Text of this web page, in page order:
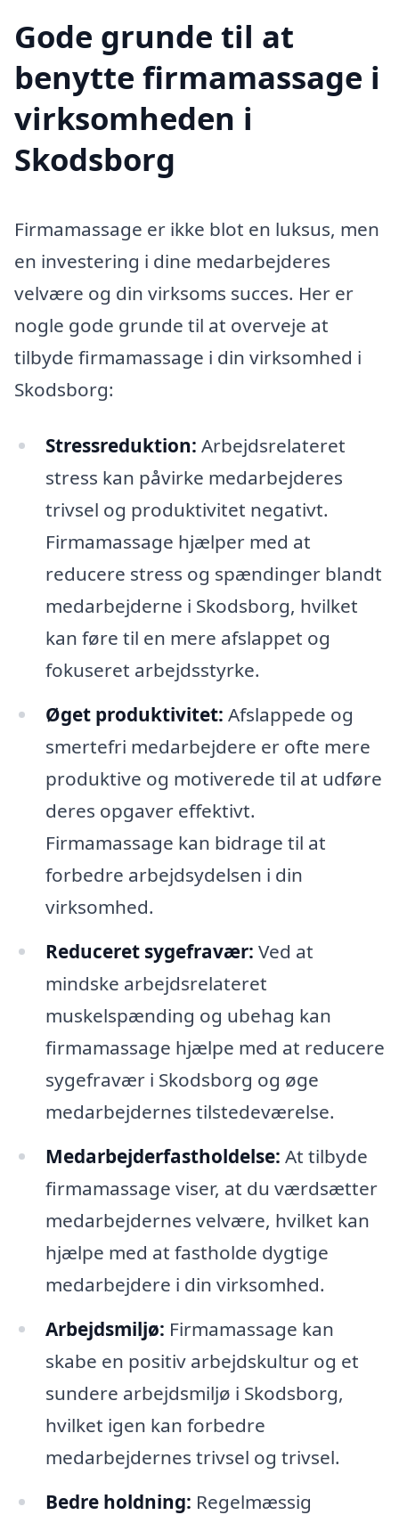
Gode grunde til at
benytte firmamassage i
virksomheden i
Skodsborg
Firmamassage er ikke blot en luksus, men
en investering i dine medarbejderes
velvære og din virksoms succes. Her er
nogle gode grunde til at overveje at
tilbyde firmamassage i din virksomhed i
Skodsborg:
Stressreduktion: Arbejdsrelateret
stress kan påvirke medarbejderes
trivsel og produktivitet negativt.
Firmamassage hjælper med at
reducere stress og spændinger blandt
medarbejderne i Skodsborg, hvilket
kan føre til en mere afslappet og
fokuseret arbejdsstyrke.
Øget produktivitet: Afslappede og
smertefri medarbejdere er ofte mere
produktive og motiverede til at udføre
deres opgaver effektivt.
Firmamassage kan bidrage til at
forbedre arbejdsydelsen i din
virksomhed.
Reduceret sygefravær: Ved at
mindske arbejdsrelateret
muskelspænding og ubehag kan
firmamassage hjælpe med at reducere
sygefravær i Skodsborg og øge
medarbejdernes tilstedeværelse.
Medarbejderfastholdelse: At tilbyde
firmamassage viser, at du værdsætter
medarbejdernes velvære, hvilket kan
hjælpe med at fastholde dygtige
medarbejdere i din virksomhed.
Arbejdsmiljø: Firmamassage kan
skabe en positiv arbejdskultur og et
sundere arbejdsmiljø i Skodsborg,
hvilket igen kan forbedre
medarbejdernes trivsel og trivsel.
Bedre holdning: Regelmæssig